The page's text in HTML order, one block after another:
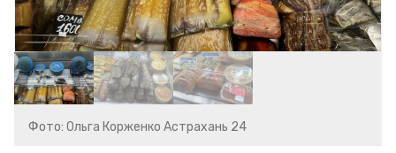
Фото: Ольга Корженко Астрахань 24